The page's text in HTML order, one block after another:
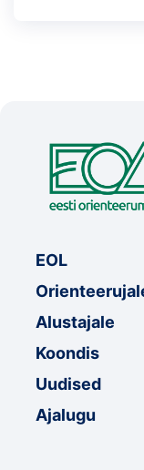
EOL
Alustajale
Koondis
Uudised
Ajalugu